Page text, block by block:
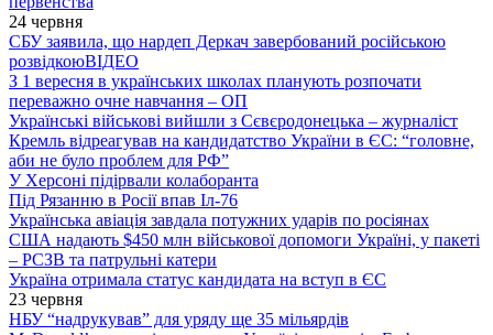
24 червня
СБУ заявила, що нардеп Деркач завербований російською
розвідкоюВІДЕО
З 1 вересня в українських школах планують розпочати
переважно очне навчання – ОП
Українські військові вийшли з Сєвєродонецька – журналіст
Кремль відреагував на кандидатство України в ЄС: “головне,
аби не було проблем для РФ”
У Херсоні підірвали колаборанта
Під Рязанню в Росії впав Іл-76
Українська авіація завдала потужних ударів по росіянах
США надають $450 млн військової допомоги Україні, у пакеті
– РСЗВ та патрульні катери
Україна отримала статус кандидата на вступ в ЄС
23 червня
НБУ “надрукував” для уряду ще 35 мільярдів